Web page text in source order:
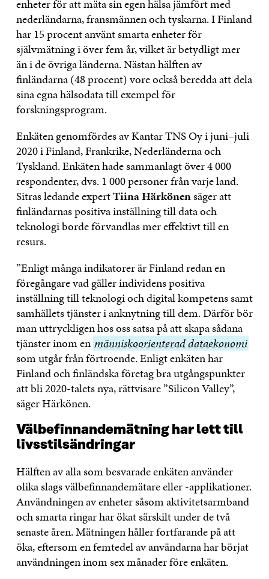
enheter för att mäta sin egen hälsa jämfört med
nederländarna, fransmännen och tyskarna. I Finland
har 15 procent använt smarta enheter för
självmätning i över fem år, vilket är betydligt mer
än i de övriga länderna. Nästan hälften av
finländarna (48 procent) vore också beredda att dela
sina egna hälsodata till exempel för
forskningsprogram.
Enkäten genomfördes av Kantar TNS Oy i juni–juli
2020 i Finland, Frankrike, Nederländerna och
Tyskland. Enkäten hade sammanlagt över 4 000
respondenter, dvs. 1 000 personer från varje land.
Sitras ledande expertTiina Härkönensäger att
finländarnas positiva inställning till data och
teknologi borde förvandlas mer effektivt till en
resurs.
”Enligt många indikatorer är Finland redan en
föregångare vad gäller individens positiva
inställning till teknologi och digital kompetens samt
samhällets tjänster i anknytning till dem. Därför bör
man uttryckligen hos oss satsa på att skapa sådana
tjänster inom en människoorienterad
dataekonomi
människoorienterad dataekonomi
som utgår från förtroende. Enligt enkäten har
Finland och finländska företag bra utgångspunkter
att bli 2020-talets nya, rättvisare ”Silicon Valley”,
säger Härkönen.
Välbefinnandemätning har lett till
livsstilsändringar
Hälften av alla som besvarade enkäten använder
olika slags välbefinnandemätare eller -applikationer.
Användningen av enheter såsom aktivitetsarmband
och smarta ringar har ökat särskilt under de två
senaste åren. Mätningen håller fortfarande på att
öka, eftersom en femtedel av användarna har börjat
användningen inom sex månader före enkäten.